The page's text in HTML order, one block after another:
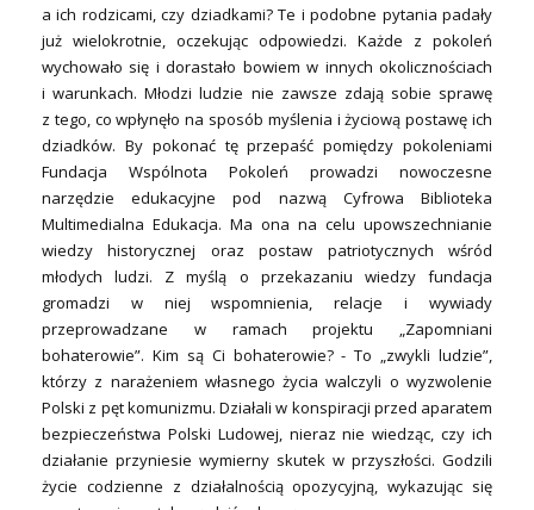
a ich rodzicami, czy dziadkami? Te i podobne pytania padały
już wielokrotnie, oczekując odpowiedzi. Każde z pokoleń
wychowało się i dorastało bowiem w innych okolicznościach
i warunkach. Młodzi ludzie nie zawsze zdają sobie sprawę
z tego, co wpłynęło na sposób myślenia i życiową postawę ich
dziadków. By pokonać tę przepaść pomiędzy pokoleniami
Fundacja Wspólnota Pokoleń prowadzi nowoczesne
narzędzie edukacyjne pod nazwą Cyfrowa Biblioteka
Multimedialna Edukacja. Ma ona na celu upowszechnianie
wiedzy historycznej oraz postaw patriotycznych wśród
młodych ludzi. Z myślą o przekazaniu wiedzy fundacja
gromadzi w niej wspomnienia, relacje i wywiady
przeprowadzane w ramach projektu „Zapomniani
bohaterowie”. Kim są Ci bohaterowie? - To „zwykli ludzie”,
którzy z narażeniem własnego życia walczyli o wyzwolenie
Polski z pęt komunizmu. Działali w konspiracji przed aparatem
bezpieczeństwa Polski Ludowej, nieraz nie wiedząc, czy ich
działanie przyniesie wymierny skutek w przyszłości. Godzili
życie codzienne z działalnością opozycyjną, wykazując się